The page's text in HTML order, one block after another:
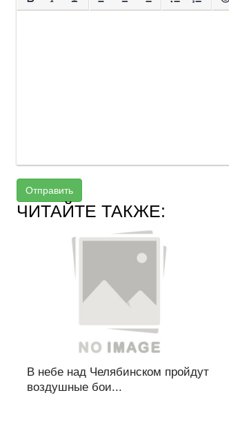
Отправить
ЧИТАЙТЕ ТАКЖЕ:
В небе над Челябинском пройдут
воздушные бои...